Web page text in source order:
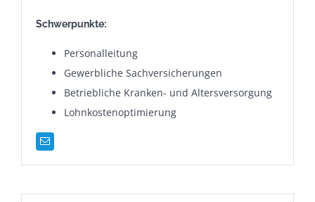
Schwerpunkte:
Personalleitung
Gewerbliche Sachversicherungen
Betriebliche Kranken- und Altersversorgung
Lohnkostenoptimierung